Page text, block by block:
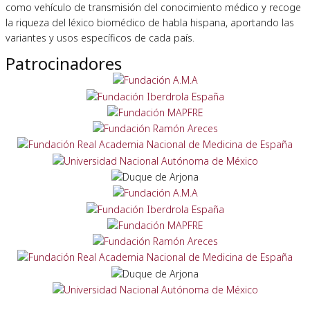
como vehículo de transmisión del conocimiento médico y recoge
la riqueza del léxico biomédico de habla hispana, aportando las
variantes y usos específicos de cada país.
Patrocinadores